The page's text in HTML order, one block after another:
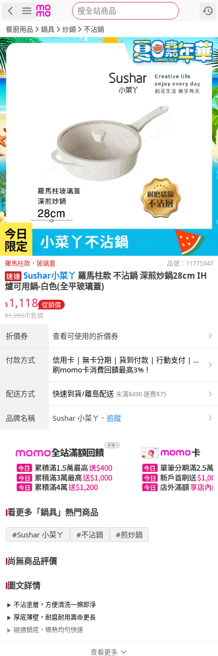
搜全站商品
商品 評價 詳情
餐廚用品 鍋具 炒鍋 不沾鍋
羅馬柱款，玻璃蓋 品號： 11775347
Sushar小菜丫 羅馬柱款 不沾鍋 深煎炒鍋28cm IH
爐可用鍋-白色(全平玻璃蓋)
$1,118 促銷價
$1,990市售價
折價券 查看可使用的折價券
付款方式
信用卡 | 無卡分期 | 貨到付款 | 行動支付 | 超
商付款 | ATM | 銀聯卡
刷momo卡消費回饋最高3%！
配送方式 快速到貨/離島配送 未滿$490 運費$75
品牌名稱 Sushar 小菜ㄚ ． 追蹤
看更多「鍋具」熱門商品
#Sushar 小菜ㄚ #不沾鍋 #煎炒鍋
尚無商品評價
圖文詳情
不沾塗層，方便清洗一擦即淨
厚底薄壁，耐磨耐用壽命更長
磁通鍋底，導熱均勻快速
查看更多